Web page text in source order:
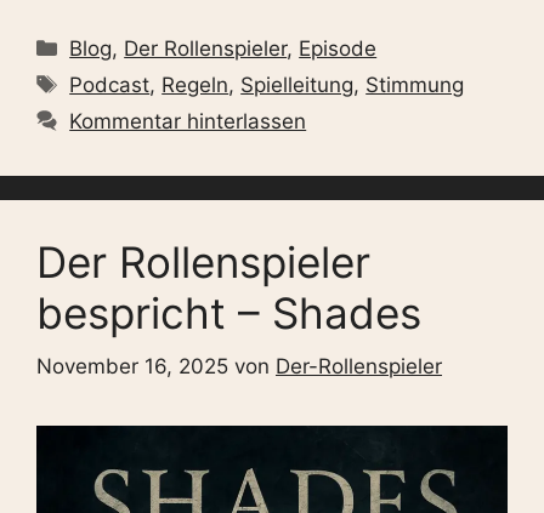
Kategorien
Blog, Der Rollenspieler, Episode
Schlagwörter
Podcast, Regeln, Spielleitung, Stimmung
Kommentar hinterlassen
Der Rollenspieler
bespricht – Shades
November 16, 2025 von Der-Rollenspieler